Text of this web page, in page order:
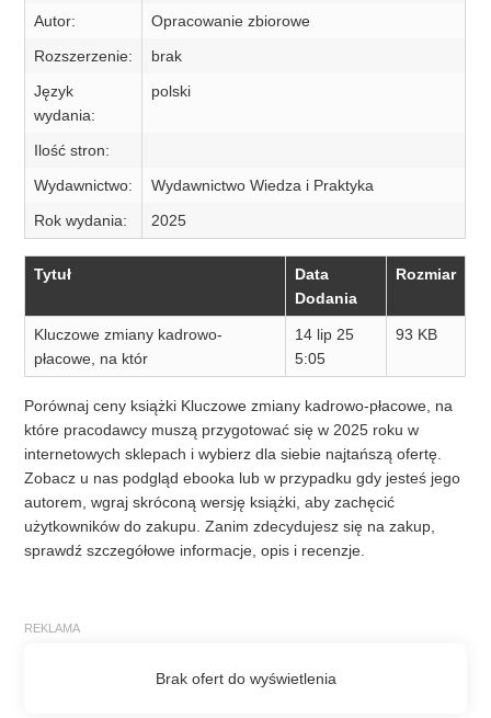
Autor:
Opracowanie zbiorowe
Rozszerzenie:
brak
Język
wydania:
polski
Ilość stron:
Wydawnictwo:
Wydawnictwo Wiedza i Praktyka
Rok wydania:
2025
Tytuł
Data
Dodania
Rozmiar
Kluczowe zmiany kadrowo-
płacowe, na któr
14 lip 25
5:05
93 KB
Porównaj ceny książki Kluczowe zmiany kadrowo-płacowe, na
które pracodawcy muszą przygotować się w 2025 roku w
internetowych sklepach i wybierz dla siebie najtańszą ofertę.
Zobacz u nas podgląd ebooka lub w przypadku gdy jesteś jego
autorem, wgraj skróconą wersję książki, aby zachęcić
użytkowników do zakupu. Zanim zdecydujesz się na zakup,
sprawdź szczegółowe informacje, opis i recenzje.